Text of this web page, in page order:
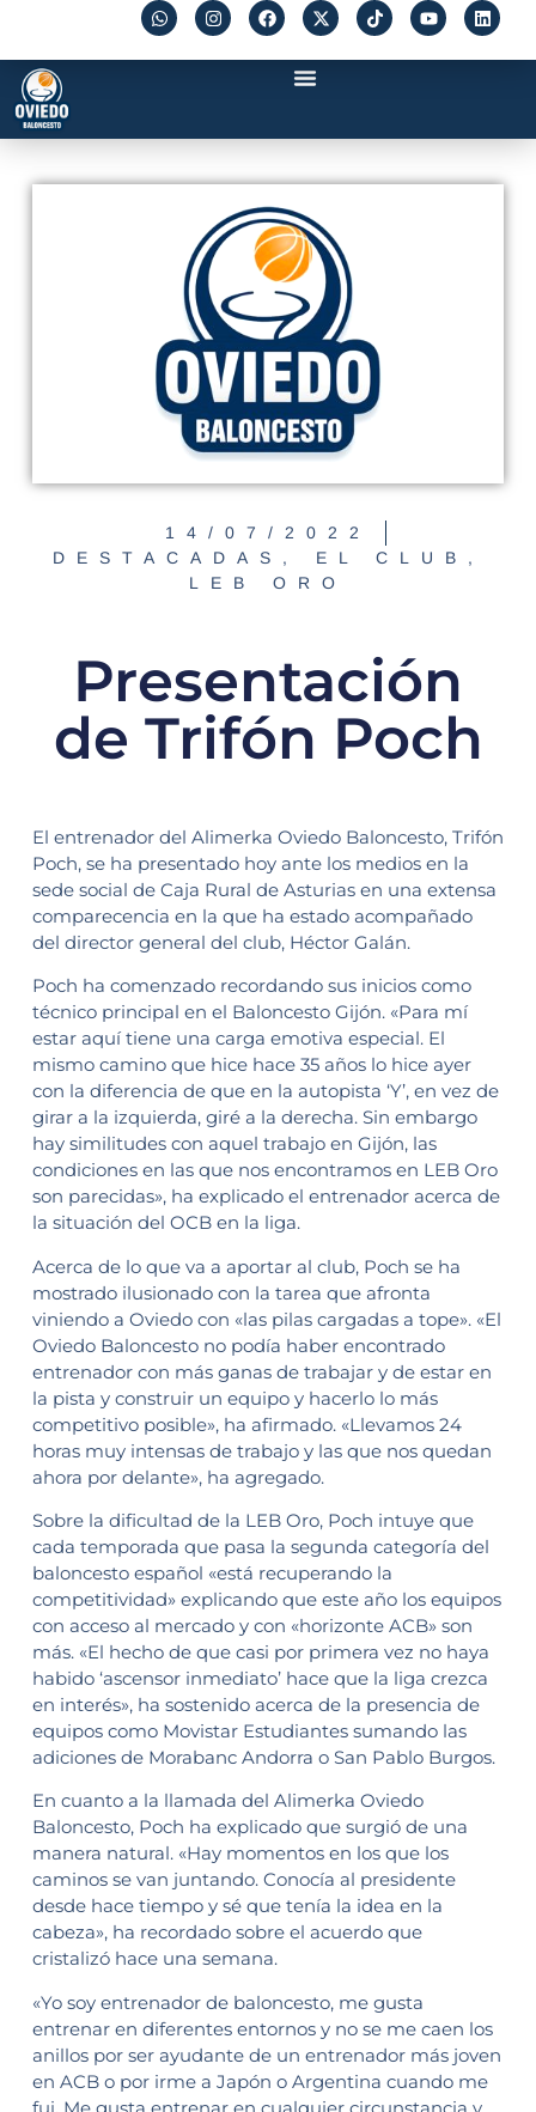
14/07/2022
DESTACADAS , EL CLUB ,
LEB ORO
Presentación
de Trifón Poch
El entrenador del Alimerka Oviedo Baloncesto, Trifón
Poch, se ha presentado hoy ante los medios en la
sede social de Caja Rural de Asturias en una extensa
comparecencia en la que ha estado acompañado
del director general del club, Héctor Galán.
Poch ha comenzado recordando sus inicios como
técnico principal en el Baloncesto Gijón. «Para mí
estar aquí tiene una carga emotiva especial. El
mismo camino que hice hace 35 años lo hice ayer
con la diferencia de que en la autopista ‘Y’, en vez de
girar a la izquierda, giré a la derecha. Sin embargo
hay similitudes con aquel trabajo en Gijón, las
condiciones en las que nos encontramos en LEB Oro
son parecidas», ha explicado el entrenador acerca de
la situación del OCB en la liga.
Acerca de lo que va a aportar al club, Poch se ha
mostrado ilusionado con la tarea que afronta
viniendo a Oviedo con «las pilas cargadas a tope». «El
Oviedo Baloncesto no podía haber encontrado
entrenador con más ganas de trabajar y de estar en
la pista y construir un equipo y hacerlo lo más
competitivo posible», ha afirmado. «Llevamos 24
horas muy intensas de trabajo y las que nos quedan
ahora por delante», ha agregado.
Sobre la dificultad de la LEB Oro, Poch intuye que
cada temporada que pasa la segunda categoría del
baloncesto español «está recuperando la
competitividad» explicando que este año los equipos
con acceso al mercado y con «horizonte ACB» son
más. «El hecho de que casi por primera vez no haya
habido ‘ascensor inmediato’ hace que la liga crezca
en interés», ha sostenido acerca de la presencia de
equipos como Movistar Estudiantes sumando las
adiciones de Morabanc Andorra o San Pablo Burgos.
En cuanto a la llamada del Alimerka Oviedo
Baloncesto, Poch ha explicado que surgió de una
manera natural. «Hay momentos en los que los
caminos se van juntando. Conocía al presidente
desde hace tiempo y sé que tenía la idea en la
cabeza», ha recordado sobre el acuerdo que
cristalizó hace una semana.
«Yo soy entrenador de baloncesto, me gusta
entrenar en diferentes entornos y no se me caen los
anillos por ser ayudante de un entrenador más joven
en ACB o por irme a Japón o Argentina cuando me